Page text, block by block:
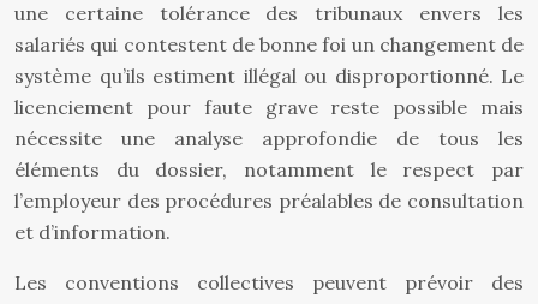
une certaine tolérance des tribunaux envers les
salariés qui contestent de bonne foi un changement de
système qu’ils estiment illégal ou disproportionné. Le
licenciement pour faute grave reste possible mais
nécessite une analyse approfondie de tous les
éléments du dossier, notamment le respect par
l’employeur des procédures préalables de consultation
et d’information.
Les conventions collectives peuvent prévoir des